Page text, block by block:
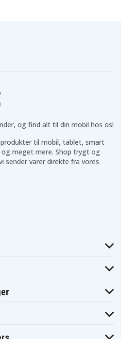
og find alt til din mobil hos os!
til mobil, tablet, smart
meget mere. Shop trygt og
sender varer direkte fra vores